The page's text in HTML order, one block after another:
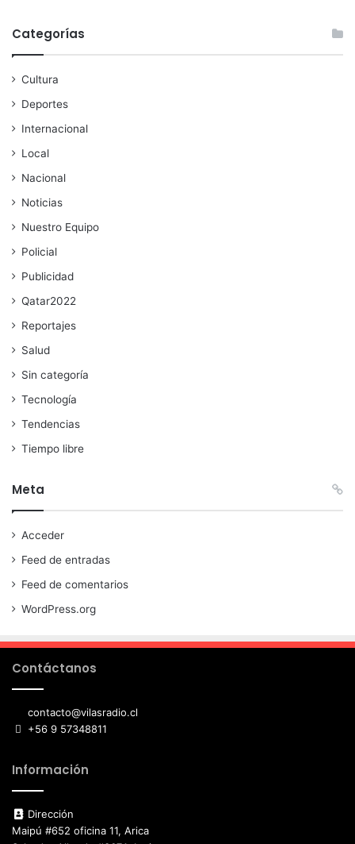
Categorías
Cultura
Deportes
Internacional
Local
Nacional
Noticias
Nuestro Equipo
Policial
Publicidad
Qatar2022
Reportajes
Salud
Sin categoría
Tecnología
Tendencias
Tiempo libre
Meta
Acceder
Feed de entradas
Feed de comentarios
WordPress.org
Contáctanos
contacto@vilasradio.cl
+56 9 57348811
Información
Dirección
Maipú #652 oficina 11, Arica